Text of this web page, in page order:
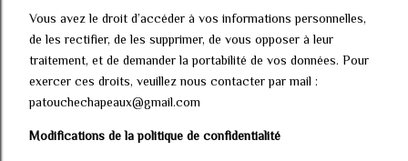
Vous avez le droit d’accéder à vos informations personnelles,
de les rectifier, de les supprimer, de vous opposer à leur
traitement, et de demander la portabilité de vos données. Pour
exercer ces droits, veuillez nous contacter par mail :
patouchechapeaux@gmail.com
Modifications de la politique de confidentialité